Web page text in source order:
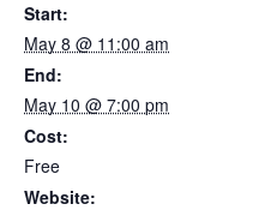
Start:
May 8 @ 11:00 am
End:
May 10 @ 7:00 pm
Cost:
Free
Website: